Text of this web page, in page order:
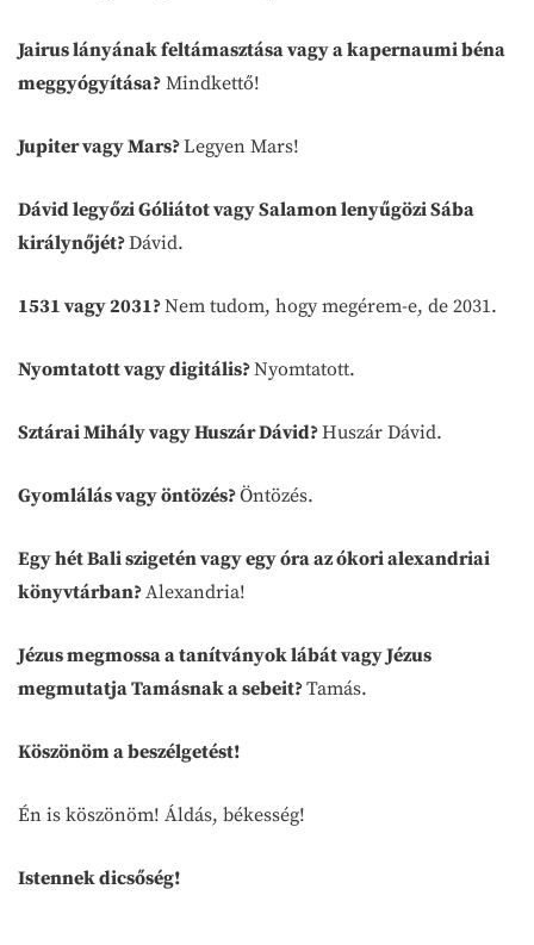
Jairus lányának feltámasztása vagy a kapernaumi béna
meggyógyítása? Mindkettő!
Jupiter vagy Mars?Legyen Mars!
Dávid legyőzi Góliátot vagy Salamon lenyűgözi Sába
királynőjét?Dávid.
1531 vagy 2031?Nem tudom, hogy megérem-e, de 2031.
Nyomtatott vagy digitális?Nyomtatott.
Sztárai Mihály vagy Huszár Dávid?Huszár Dávid.
Gyomlálás vagy öntözés?Öntözés.
Egy hét Bali szigetén vagy egy óra az ókori alexandriai
könyvtárban?Alexandria!
Jézus megmossa a tanítványok lábát vagy Jézus
megmutatja Tamásnak a sebeit?Tamás.
Köszönöm a beszélgetést!
Én is köszönöm! Áldás, békesség!
Istennek dicsőség!